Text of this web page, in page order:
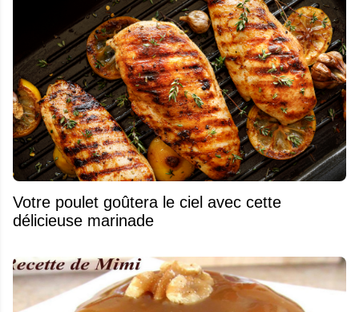
Votre poulet goûtera le ciel avec cette
délicieuse marinade